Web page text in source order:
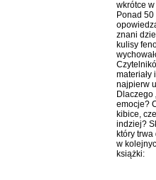
wkrótce
Ponad 50
znani
kulisy
materiały
najpierw
Dlaczego
emocje?
kibice,
indziej?
który
w
książki: